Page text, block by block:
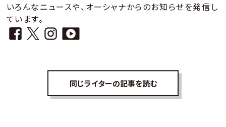
いろんなニュースや、オーシャナからのお知らせを発信し
ています。
同じライターの記事を読む